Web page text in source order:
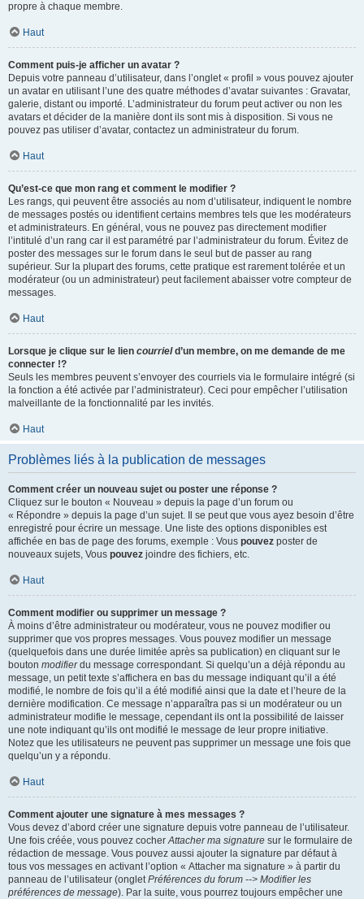
propre à chaque membre.
Haut
Comment puis-je afficher un avatar ?
Depuis votre panneau d’utilisateur, dans l’onglet « profil » vous pouvez ajouter
un avatar en utilisant l’une des quatre méthodes d’avatar suivantes : Gravatar,
galerie, distant ou importé. L’administrateur du forum peut activer ou non les
avatars et décider de la manière dont ils sont mis à disposition. Si vous ne
pouvez pas utiliser d’avatar, contactez un administrateur du forum.
Haut
Qu’est-ce que mon rang et comment le modifier ?
Les rangs, qui peuvent être associés au nom d’utilisateur, indiquent le nombre
de messages postés ou identifient certains membres tels que les modérateurs
et administrateurs. En général, vous ne pouvez pas directement modifier
l’intitulé d’un rang car il est paramétré par l’administrateur du forum. Évitez de
poster des messages sur le forum dans le seul but de passer au rang
supérieur. Sur la plupart des forums, cette pratique est rarement tolérée et un
modérateur (ou un administrateur) peut facilement abaisser votre compteur de
messages.
Haut
Lorsque je clique sur le lien courrield’un membre, on me demande de me
connecter !?
Seuls les membres peuvent s’envoyer des courriels via le formulaire intégré (si
la fonction a été activée par l’administrateur). Ceci pour empêcher l’utilisation
malveillante de la fonctionnalité par les invités.
Haut
Problèmes liés à la publication de messages
Comment créer un nouveau sujet ou poster une réponse ?
Cliquez sur le bouton « Nouveau » depuis la page d’un forum ou
« Répondre » depuis la page d’un sujet. Il se peut que vous ayez besoin d’être
enregistré pour écrire un message. Une liste des options disponibles est
affichée en bas de page des forums, exemple : Vous pouvez poster de
nouveaux sujets, Vous pouvez joindre des fichiers, etc.
Haut
Comment modifier ou supprimer un message ?
À moins d’être administrateur ou modérateur, vous ne pouvez modifier ou
supprimer que vos propres messages. Vous pouvez modifier un message
(quelquefois dans une durée limitée après sa publication) en cliquant sur le
bouton modifierdu message correspondant. Si quelqu’un a déjà répondu au
message, un petit texte s’affichera en bas du message indiquant qu’il a été
modifié, le nombre de fois qu’il a été modifié ainsi que la date et l’heure de la
dernière modification. Ce message n’apparaîtra pas si un modérateur ou un
administrateur modifie le message, cependant ils ont la possibilité de laisser
une note indiquant qu’ils ont modifié le message de leur propre initiative.
Notez que les utilisateurs ne peuvent pas supprimer un message une fois que
quelqu’un y a répondu.
Haut
Comment ajouter une signature à mes messages ?
Vous devez d’abord créer une signature depuis votre panneau de l’utilisateur.
Une fois créée, vous pouvez cocherAttacher ma signature sur le formulaire de
rédaction de message. Vous pouvez aussi ajouter la signature par défaut à
tous vos messages en activant l’option « Attacher ma signature » à partir du
panneau de l’utilisateur (ongletPréférences du forum --> Modifier les
préférences de message). Par la suite, vous pourrez toujours empêcher une